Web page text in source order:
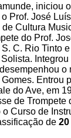
iniciou
Prof. José
Cultura
do Prof.
C. Rio Tinto
o
Entrou
do Ave, em
de Trompete
Curso de
de